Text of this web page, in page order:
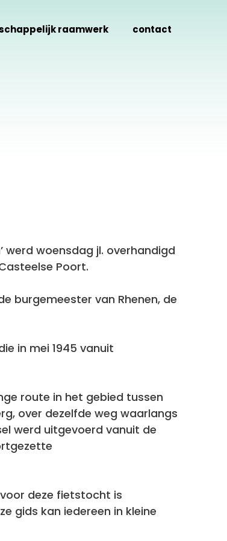
raamwerk contact
werd woensdag jl. overhandigd
Poort.
burgemeester van Rhenen, de
in mei 1945 vanuit
route in het gebied tussen
over dezelfde weg waarlangs
werd uitgevoerd vanuit de
deze fietstocht is
gids kan iedereen in kleine